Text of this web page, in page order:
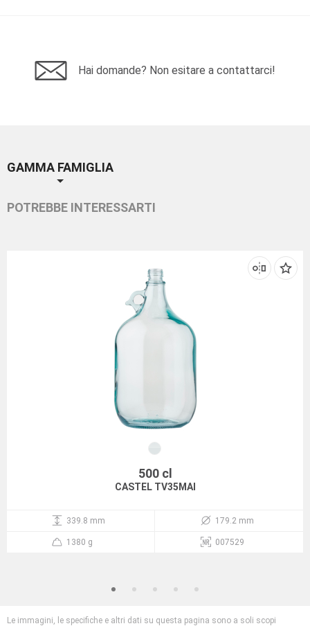
Hai domande? Non esitare a contattarci!
GAMMA FAMIGLIA
POTREBBE INTERESSARTI
500 cl
CASTEL TV35MAI
339.8 mm 179.2 mm
1380 g 007529
Le immagini, le specifiche e altri dati su questa pagina sono a soli scopi